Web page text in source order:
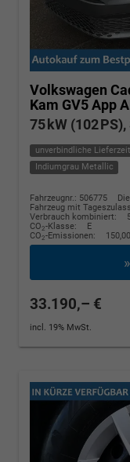
Volkswagen
Kam GV5 App
75 kW (102
unverbindliche
Indiumgrau Metallic
Fahrzeugnr.: 506775
Fahrzeug mit
Verbrauch kombiniert:
CO2-Klasse:
E
CO2-Emissionen:
33.190,– €
incl. 19% MwSt.